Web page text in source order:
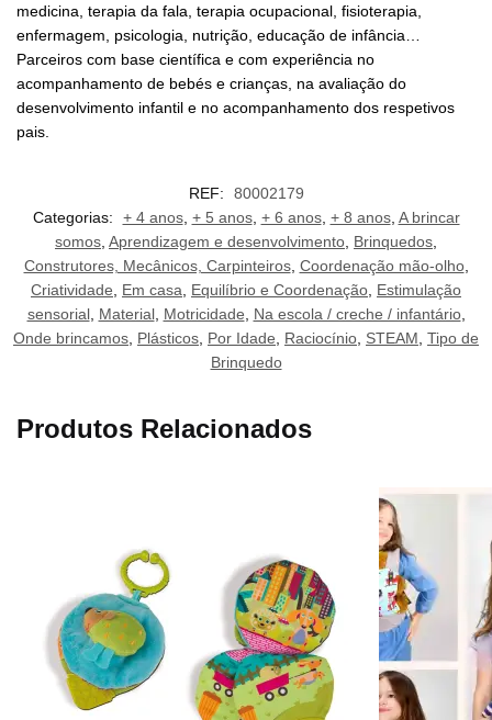
medicina, terapia da fala, terapia ocupacional, fisioterapia,
enfermagem, psicologia, nutrição, educação de infância…
Parceiros com base científica e com experiência no
acompanhamento de bebés e crianças, na avaliação do
desenvolvimento infantil e no acompanhamento dos respetivos
pais.
REF:
80002179
Categorias:
+ 4 anos, + 5 anos, + 6 anos, + 8 anos, A brincar
somos Aprendizagem e desenvolvimento Brinquedos
Construtores, Mecânicos, Carpinteiros, Coordenação mão-olho,
Criatividade
Em casa Equilíbrio e Coordenação Estimulação
sensorial, Material, Motricidade Na escola / creche / infantário,
Onde brincamos Plásticos Por Idade Raciocínio STEAM Tipo de
Brinquedo
Produtos Relacionados